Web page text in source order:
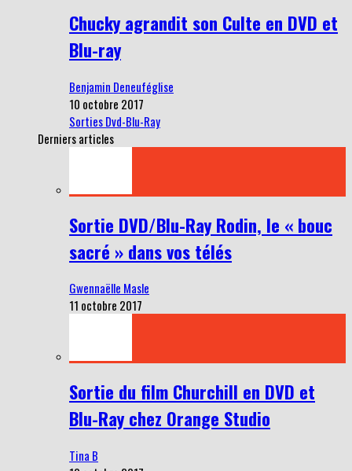
Chucky agrandit son Culte en DVD et
Blu-ray
Benjamin Deneuféglise
10 octobre 2017
Sorties Dvd-Blu-Ray
Derniers articles
Sortie DVD/Blu-Ray Rodin, le « bouc
sacré » dans vos télés
Gwennaëlle Masle
11 octobre 2017
Sortie du film Churchill en DVD et
Blu-Ray chez Orange Studio
Tina B